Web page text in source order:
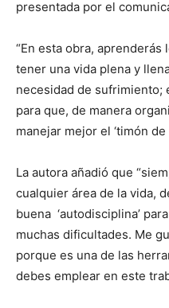
presentada por el
“En esta obra,
tener una vida plena y
necesidad de
para que, de manera
manejar mejor el ‘timón
La autora añadió que
cualquier área de la vida,
buena ‘autodisciplina’
muchas dificultades. Me
porque es una de las
debes emplear en este